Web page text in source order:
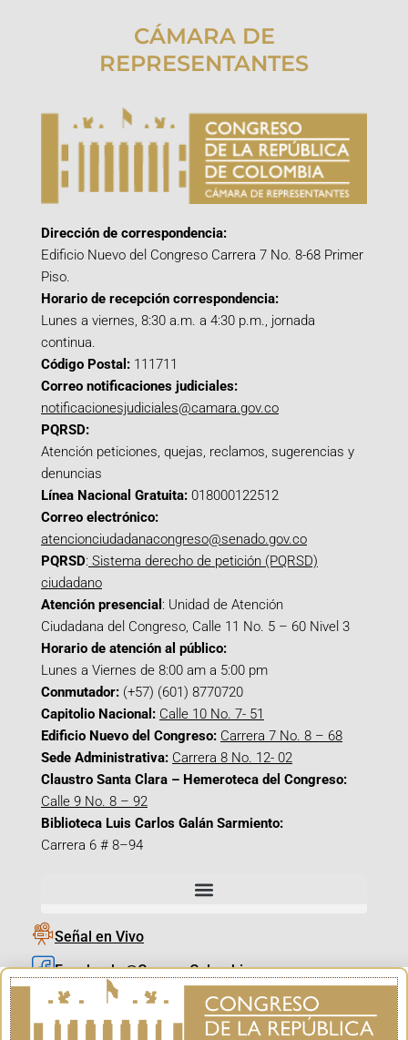
CÁMARA DE
REPRESENTANTES
Dirección de correspondencia:
Edificio Nuevo del Congreso Carrera 7 No. 8-68 Primer
Piso.
Horario de recepción correspondencia:
Lunes a viernes, 8:30 a.m. a 4:30 p.m., jornada
continua.
Código Postal: 111711
Correo notificaciones judiciales:
notificacionesjudiciales@camara.gov.co
PQRSD:
Atención peticiones, quejas, reclamos, sugerencias y
denuncias
Línea Nacional Gratuita: 018000122512
Correo electrónico:
atencionciudadanacongreso@senado.gov.co
PQRSD: Sistema derecho de petición (PQRSD)
ciudadano
Atención presencial : Unidad de Atención
Ciudadana del Congreso, Calle 11 No. 5 – 60 Nivel 3
Horario de atención al público:
Lunes a Viernes de 8:00 am a 5:00 pm
Conmutador: (+57) (601) 8770720
Capitolio Nacional: Calle 10 No. 7- 51
Edificio Nuevo del Congreso: Carrera 7 No. 8 – 68
Sede Administrativa: Carrera 8 No. 12- 02
Claustro Santa Clara – Hemeroteca del Congreso:
Calle 9 No. 8 – 92
Biblioteca Luis Carlos Galán Sarmiento:
Carrera 6 # 8–94
Señal en Vivo
Facebook_@CamaraColombia
Instagram_@CamaraColombia